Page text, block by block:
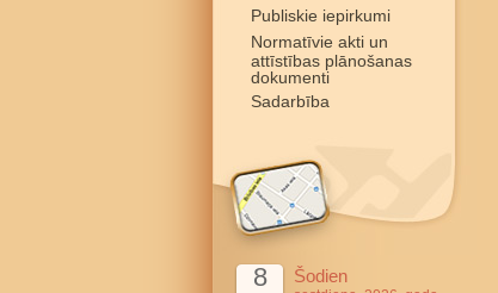
Publiskie iepirkumi
Normatīvie akti un
attīstības plānošanas
dokumenti
Sadarbība
8 Šodien